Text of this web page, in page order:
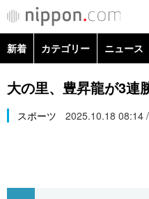
新着 カテゴリー ニュース
政治・外交
経済・ビジネス
社会
大の里、豊昇龍が3
スポーツ 2025.10.18 08:14